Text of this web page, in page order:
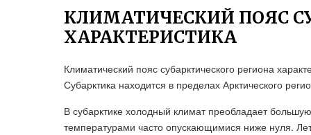
КЛИМАТИЧЕСКИЙ ПОЯС
ХАРАКТЕРИСТИКА
Климатический пояс субарктического региона
Субарктика находится в пределах Арктического
В субарктике холодный климат преобладает
температурами часто опускающимися ниже нуля.